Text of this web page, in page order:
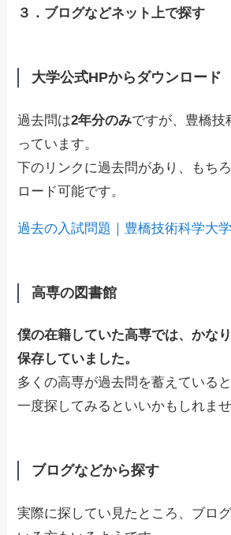
３．ブログなどネット上で探す
大学公式HPからダウンロード
過去問は2年分のみですが、豊橋技
っています。
下のリンクに過去問があり、もち
ロード可能です。
過去の入試問題｜豊橋技術科学大
高専の図書館
僕の在籍していた高専では、かな
保存していました。
多くの高専が過去問を蓄えている
一度探してみるといいかもしれませ
ブログなどから探す
実際に探してい見たところ、ブロ